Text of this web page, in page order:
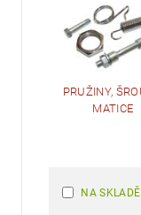
PRUŽINY,
MATICE
NA SKLADĚ